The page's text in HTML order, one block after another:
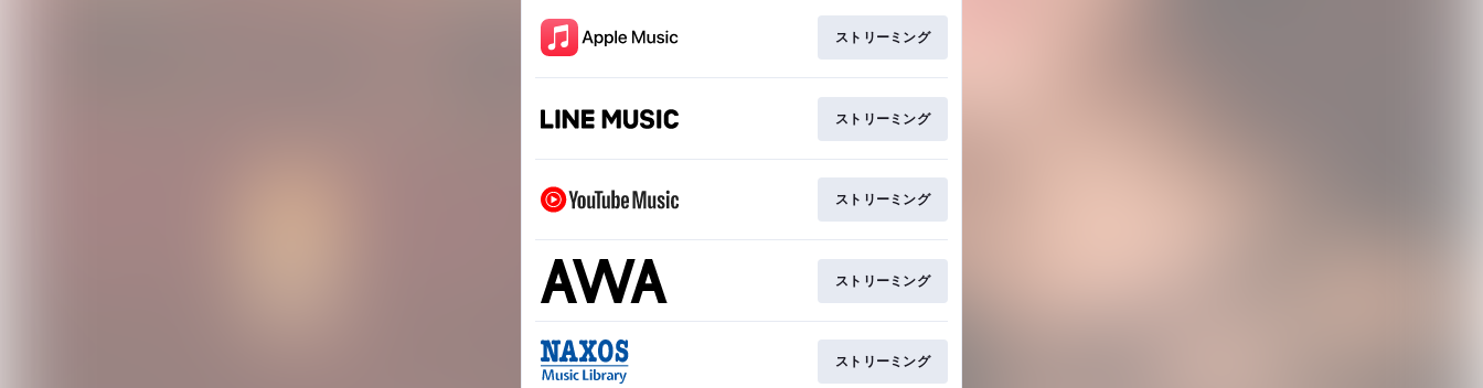
ストリーミング
ストリーミング
ストリーミング
ストリーミング
ストリーミング